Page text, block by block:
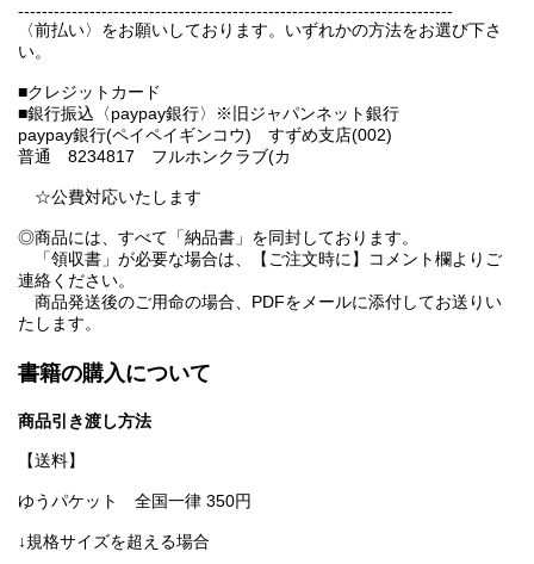
-------------------------------------------------------------------------
〈前払い〉をお願いしております。いずれかの方法をお選び下さ
い。
■クレジットカード
■銀行振込〈paypay銀行〉※旧ジャパンネット銀行
paypay銀行(ペイペイギンコウ) すずめ支店(002)
普通 8234817 フルホンクラブ(カ
☆公費対応いたします
◎商品には、すべて「納品書」を同封しております。
「領収書」が必要な場合は、【ご注文時に】コメント欄よりご
連絡ください。
商品発送後のご用命の場合、PDFをメールに添付してお送りい
たします。
書籍の購入について
商品引き渡し方法
【送料】
ゆうパケット 全国一律 350円
↓規格サイズを超える場合